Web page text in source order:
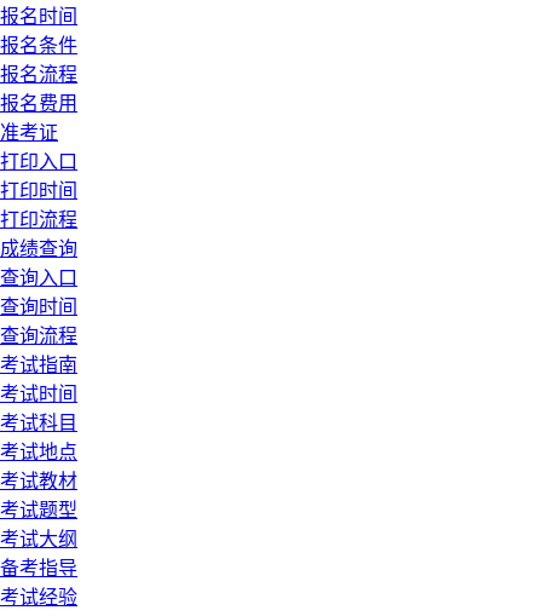
报名时间
报名条件
报名流程
报名费用
准考证
打印入口
打印时间
打印流程
成绩查询
查询入口
查询时间
查询流程
考试指南
考试时间
考试科目
考试地点
考试教材
考试题型
考试大纲
备考指导
考试经验